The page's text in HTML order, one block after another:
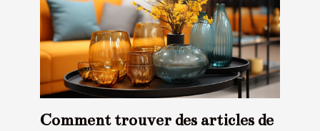
Comment trouver des articles de